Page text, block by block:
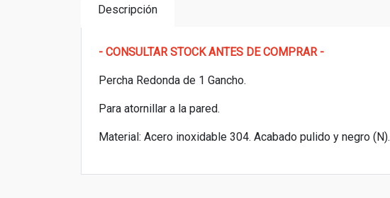
Descripción
- CONSULTAR STOCK ANTES DE COMPRAR -
Percha Redonda de 1 Gancho.
Para atornillar a la pared.
Material: Acero inoxidable 304. Acabado pulido y negro (N).